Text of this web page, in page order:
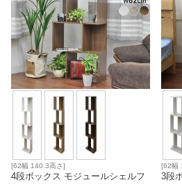
[62幅 140.3高さ]
4段ボックス モジュールシェルフ
[62幅
3段